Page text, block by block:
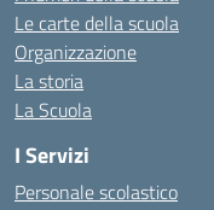
Le carte della scuola
Organizzazione
La storia
La Scuola
I Servizi
Personale scolastico